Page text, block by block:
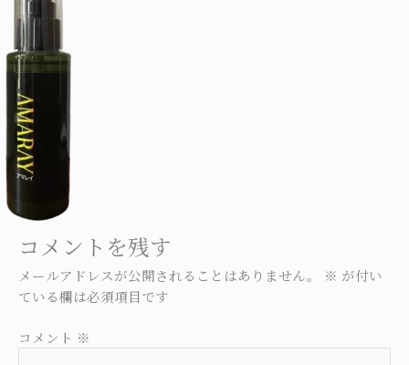
コメントを残す
メールアドレスが公開されることはありません。 ※ が付い
ている欄は必須項目です
コメント ※